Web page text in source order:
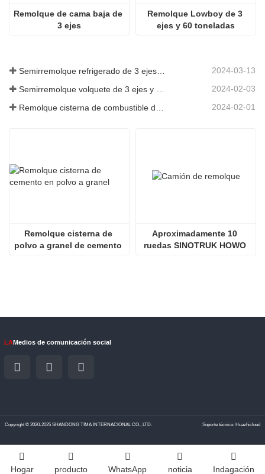
Remolque de cama baja de
3 ejes
Remolque Lowboy de 3
ejes y 60 toneladas
2024-03-13
2024-02-03
Remolque cisterna de combustible de 3 ejes y 45000 litros a Senegal 2024-02-01
Remolque cisterna de
polvo a granel de cemento
Aproximadamente 10
ruedas SINOTRUK HOWO
LAMedios de comunicación social
Copyright © 2020-2025 SHANDONG TIMA INTERNACIONAL CO., LTD. Soporte técnico: Huazhicloud
Hogar producto WhatsApp noticia Indagación